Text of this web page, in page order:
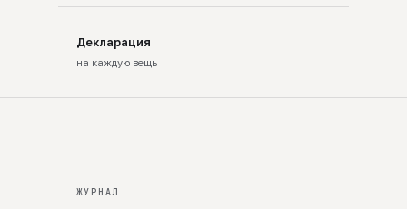
Декларация
на каждую вещь
ЖУРНАЛ